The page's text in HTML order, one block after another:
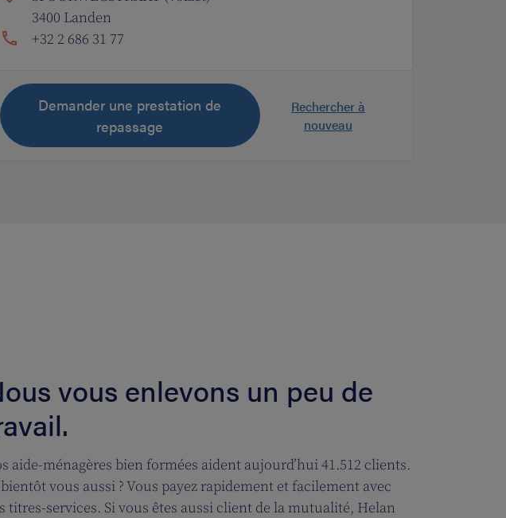
3400 Landen
+32 2 686 31 77
Demander une prestation de
repassage
Rechercher à
nouveau
vous enlevons un peu de
aide-ménagères bien formées aident aujourd’hui 41.512 clients.
vous aussi ? Vous payez rapidement et facilement avec
titres-services. Si vous êtes aussi client de la mutualité, Helan